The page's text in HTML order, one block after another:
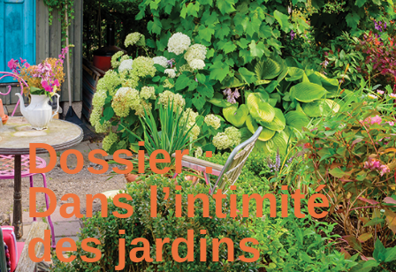
Dossier :
Dans l’intimité
des jardins